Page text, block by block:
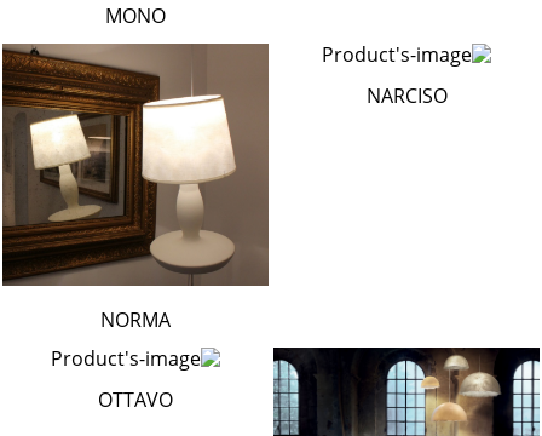
MONO
NARCISO
NORMA
OTTAVO